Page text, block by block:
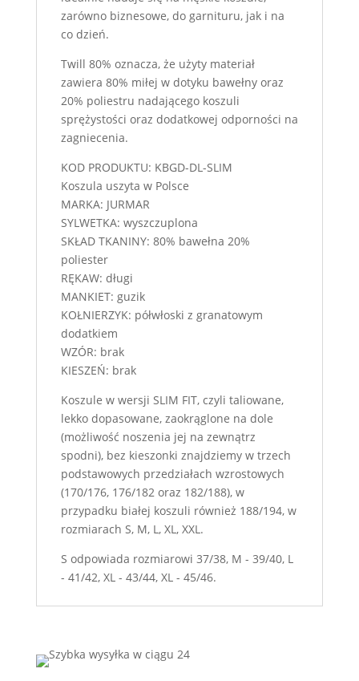
zarówno biznesowe, do garnituru, jak i na
co dzień.
Twill 80% oznacza, że użyty materiał
zawiera 80% miłej w dotyku bawełny oraz
20% poliestru nadającego koszuli
sprężystości oraz dodatkowej odporności na
zagniecenia.
KOD PRODUKTU: KBGD-DL-SLIM
Koszula uszyta w Polsce
MARKA: JURMAR
SYLWETKA: wyszczuplona
SKŁAD TKANINY: 80% bawełna 20%
poliester
RĘKAW: długi
MANKIET: guzik
KOŁNIERZYK: półwłoski z granatowym
dodatkiem
WZÓR: brak
KIESZEŃ: brak
Koszule w wersji SLIM FIT, czyli taliowane,
lekko dopasowane, zaokrąglone na dole
(możliwość noszenia jej na zewnątrz
spodni), bez kieszonki znajdziemy w trzech
podstawowych przedziałach wzrostowych
(170/176, 176/182 oraz 182/188), w
przypadku białej koszuli również 188/194, w
rozmiarach S, M, L, XL, XXL.
S odpowiada rozmiarowi 37/38, M - 39/40, L
- 41/42, XL - 43/44, XL - 45/46.